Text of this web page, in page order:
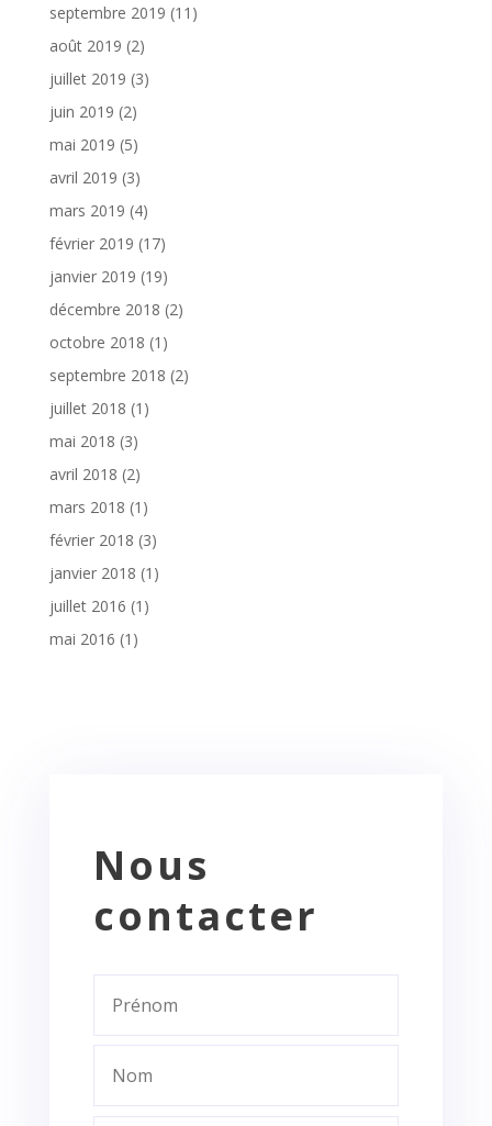
septembre 2019 (11)
août 2019 (2)
juillet 2019 (3)
juin 2019 (2)
mai 2019 (5)
avril 2019 (3)
mars 2019 (4)
février 2019 (17)
janvier 2019 (19)
décembre 2018 (2)
octobre 2018 (1)
septembre 2018 (2)
juillet 2018 (1)
mai 2018 (3)
avril 2018 (2)
mars 2018 (1)
février 2018 (3)
janvier 2018 (1)
juillet 2016 (1)
mai 2016 (1)
Nous
contacter